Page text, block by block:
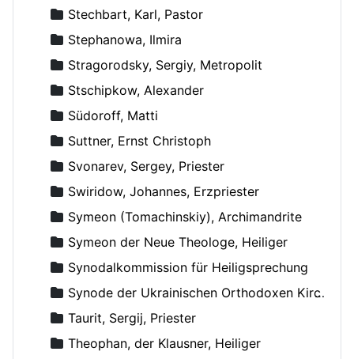
Stechbart, Karl, Pastor
Stephanowa, Ilmira
Stragorodsky, Sergiy, Metropolit
Stschipkow, Alexander
Südoroff, Matti
Suttner, Ernst Christoph
Svonarev, Sergey, Priester
Swiridow, Johannes, Erzpriester
Symeon (Tomachinskiy), Archimandrite
Symeon der Neue Theologe, Heiliger
Synodalkommission für Heiligsprechung
Synode der Ukrainischen Orthodoxen Kirche
Taurit, Sergij, Priester
Theophan, der Klausner, Heiliger